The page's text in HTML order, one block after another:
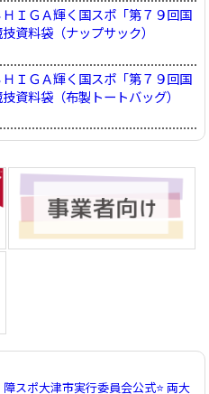
ＩＧＡ輝く国スポ「第７９回国
資料袋（ナップサック）
ＩＧＡ輝く国スポ「第７９回国
資料袋（布製トートバッグ）
スポ大津市実行委員会公式⭐️両大